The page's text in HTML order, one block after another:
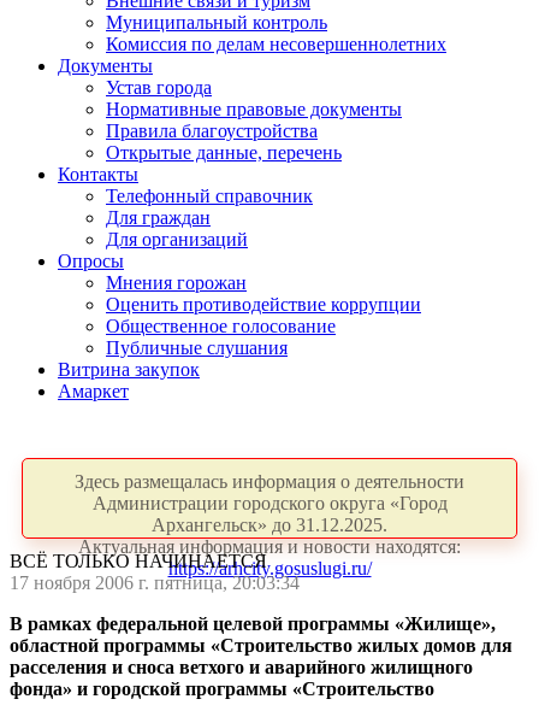
Муниципальный контроль
Комиссия по делам несовершеннолетних
Документы
Устав города
Нормативные правовые документы
Правила благоустройства
Открытые данные, перечень
Контакты
Телефонный справочник
Для граждан
Для организаций
Опросы
Мнения горожан
Оценить противодействие коррупции
Общественное голосование
Публичные слушания
Витрина закупок
Амаркет
Здесь размещалась информация о деятельности
Администрации городского округа «Город
Архангельск» до 31.12.2025.
Актуальная информация и новости находятся:
https://arhcity.gosuslugi.ru/
ВСЁ ТОЛЬКО НАЧИНАЕТСЯ
17 ноября 2006 г. пятница, 20:03:34
В рамках федеральной целевой программы «Жилище»,
областной программы «Строительство жилых домов для
расселения и сноса ветхого и аварийного жилищного
фонда» и городской программы «Строительство